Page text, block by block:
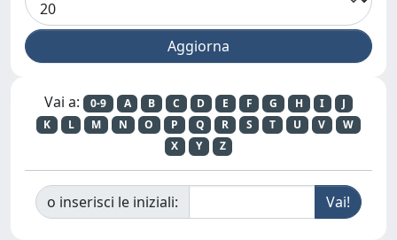
Vai a: 0-9 A B C D E F G H I
J
K
L M N O P Q R S T U V
W
X
Y Z
o inserisci le iniziali: